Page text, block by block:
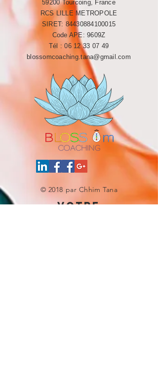
59200 Tourcoing, France
RCS LILLE METROPOLE​​
SIRET: 84430884100015
Code APE: 9609Z
Tél :06 12 33 07 49
blossomcoaching.tana@gmail.com
© 2018 par Chhim Tana
votre